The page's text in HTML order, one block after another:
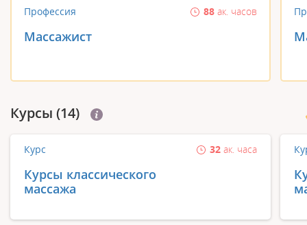
Профессия 88 ак. часов
Массажист
Курсы (14)
Курс 32 ак. часа
Курсы классического
массажа